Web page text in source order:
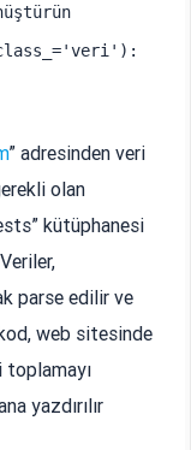
” adresinden veri
olan
kütüphanesi
parse edilir ve
web sitesinde
toplamayı
yazdırılır